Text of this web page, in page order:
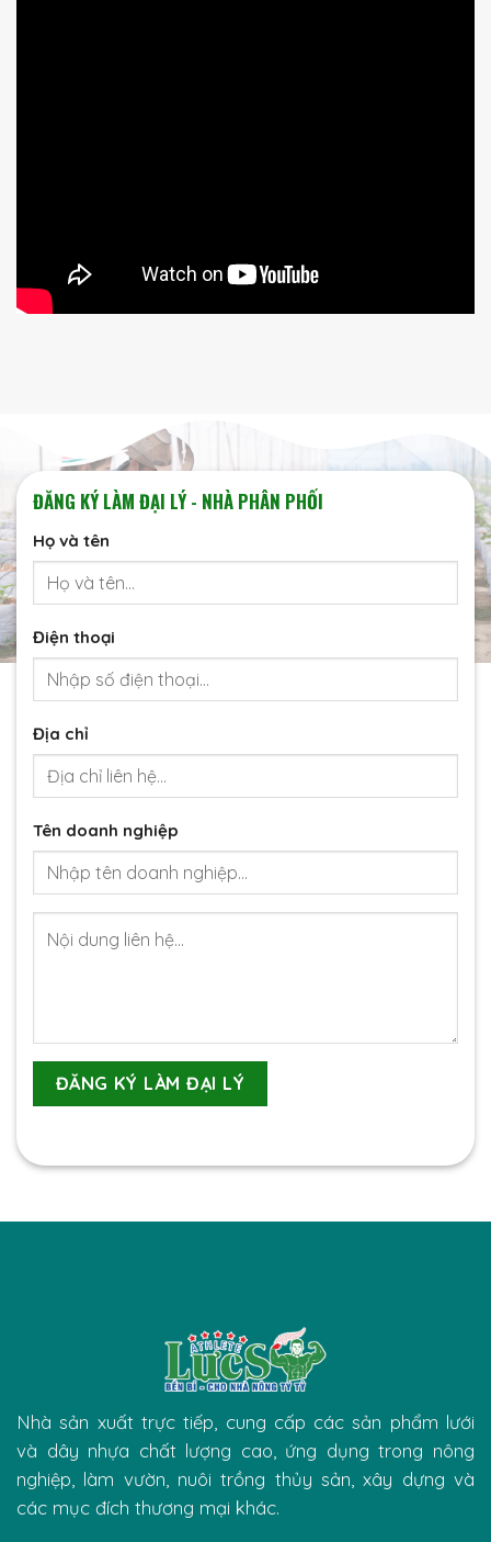
ĐĂNG KÝ LÀM ĐẠI LÝ - NHÀ PHÂN PHỐI
Họ và tên
Điện thoại
Địa chỉ
Tên doanh nghiệp
Nhà sản xuất trực tiếp, cung cấp các sản phẩm lưới
và dây nhựa chất lượng cao, ứng dụng trong nông
nghiệp, làm vườn, nuôi trồng thủy sản, xây dựng và
các mục đích thương mại khác.